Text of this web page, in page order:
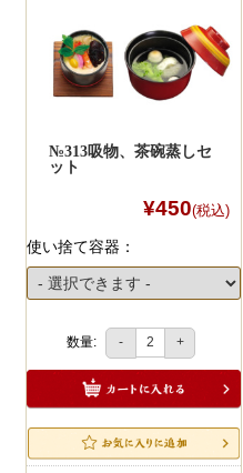
№313吸物、茶碗蒸しセ
ット
¥450(税込)
使い捨て容器：
数量: - +